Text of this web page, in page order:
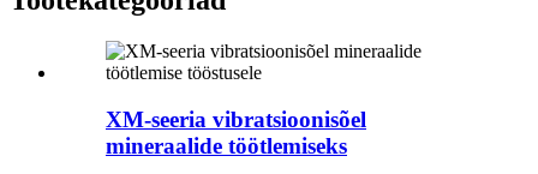
XM-seeria vibratsioonisõel
mineraalide töötlemiseks